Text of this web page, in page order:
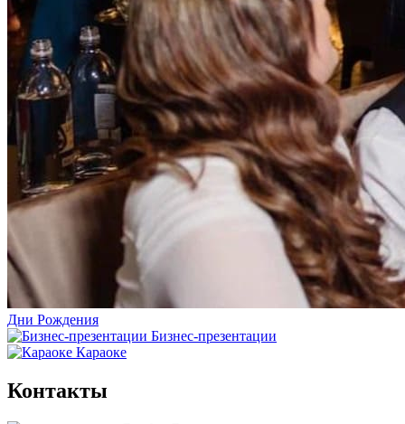
Дни Рождения
Бизнес-презентации
Караоке
Контакты